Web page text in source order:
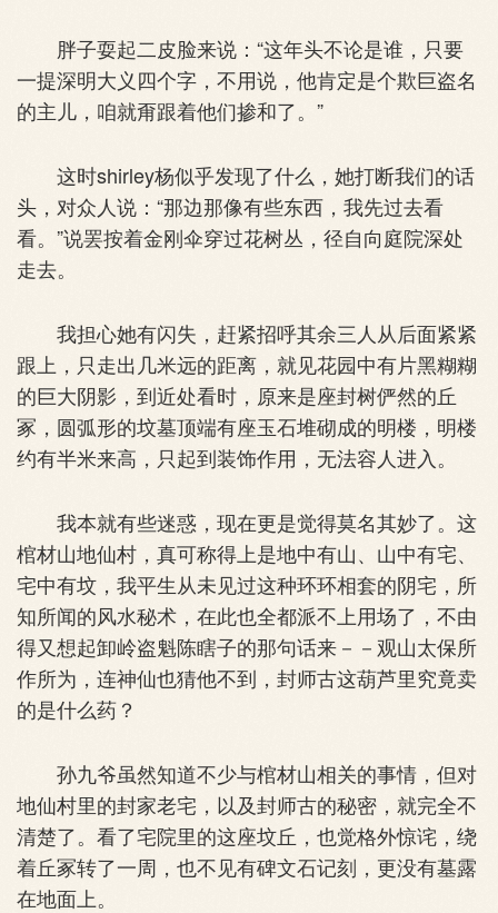
胖子耍起二皮脸来说：“这年头不论是谁，只要
一提深明大义四个字，不用说，他肯定是个欺巨盗名
的主儿，咱就甭跟着他们掺和了。”
这时shirley杨似乎发现了什么，她打断我们的话
头，对众人说：“那边那像有些东西，我先过去看
看。”说罢按着金刚伞穿过花树丛，径自向庭院深处
走去。
我担心她有闪失，赶紧招呼其余三人从后面紧紧
跟上，只走出几米远的距离，就见花园中有片黑糊糊
的巨大阴影，到近处看时，原来是座封树俨然的丘
冢，圆弧形的坟墓顶端有座玉石堆砌成的明楼，明楼
约有半米来高，只起到装饰作用，无法容人进入。
我本就有些迷惑，现在更是觉得莫名其妙了。这
棺材山地仙村，真可称得上是地中有山、山中有宅、
宅中有坟，我平生从未见过这种环环相套的阴宅，所
知所闻的风水秘术，在此也全都派不上用场了，不由
得又想起卸岭盗魁陈瞎子的那句话来－－观山太保所
作所为，连神仙也猜他不到，封师古这葫芦里究竟卖
的是什么药？
孙九爷虽然知道不少与棺材山相关的事情，但对
地仙村里的封家老宅，以及封师古的秘密，就完全不
清楚了。看了宅院里的这座坟丘，也觉格外惊诧，绕
着丘冢转了一周，也不见有碑文石记刻，更没有墓露
在地面上。